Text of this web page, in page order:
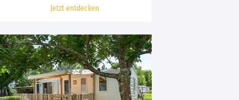
Jetzt entdecken